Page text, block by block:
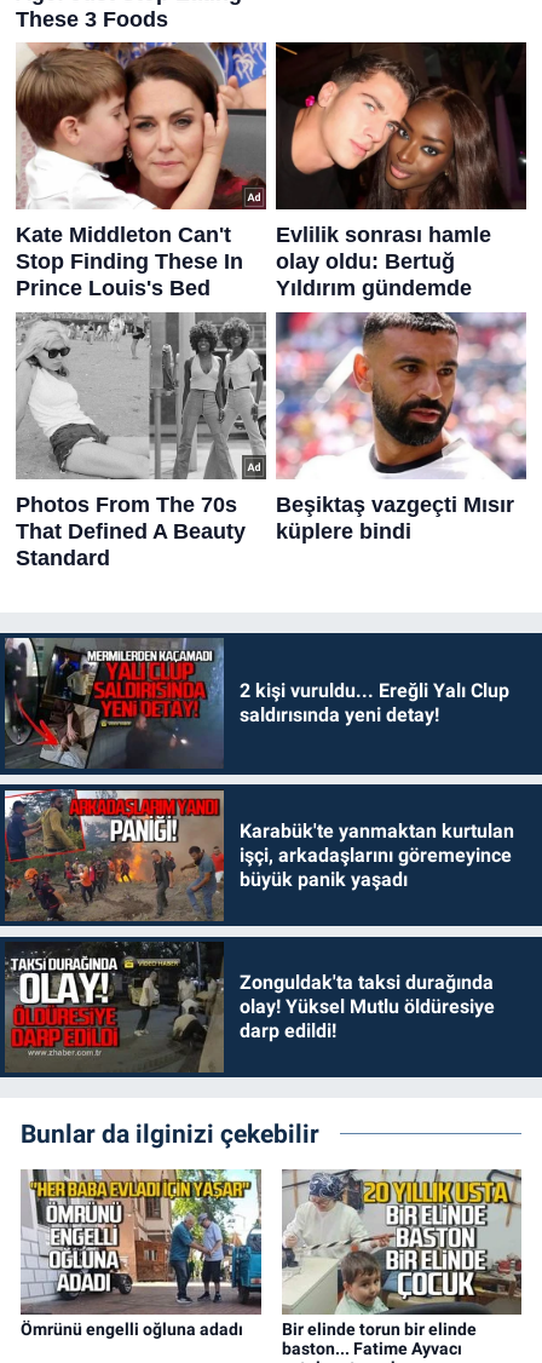
2 kişi vuruldu... Ereğli Yalı Clup
saldırısında yeni detay!
Karabük'te yanmaktan kurtulan
işçi, arkadaşlarını göremeyince
büyük panik yaşadı
Zonguldak'ta taksi durağında
olay! Yüksel Mutlu öldüresiye
darp edildi!
Bunlar da ilginizi çekebilir
Ömrünü engelli oğluna adadı
Bir elinde torun bir elinde
baston... Fatime Ayvacı